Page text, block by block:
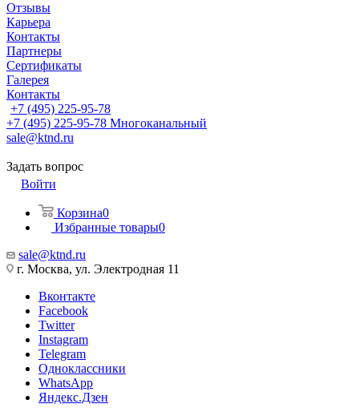
Отзывы
Карьера
Контакты
Партнеры
Сертификаты
Галерея
Контакты
+7 (495) 225-95-78
+7 (495) 225-95-78 Многоканальный
sale@ktnd.ru
Задать вопрос
Войти
Корзина0
Избранные товары0
sale@ktnd.ru
г. Москва, ул. Электродная 11
Вконтакте
Facebook
Twitter
Instagram
Telegram
Одноклассники
WhatsApp
Яндекс.Дзен